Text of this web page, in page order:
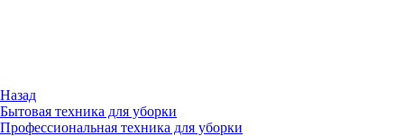
Назад
Бытовая техника для уборки
Профессиональная техника для уборки